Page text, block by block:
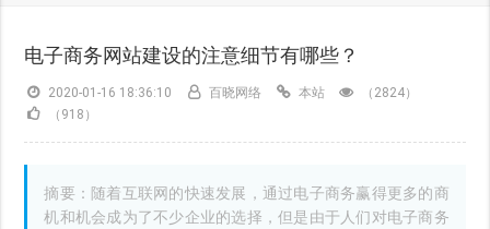
电子商务网站建设的注意细节有哪些？
2020-01-16 18:36:10 百晓网络 本站
（2824）
（918）
摘要：随着互联网的快速发展，通过电子商务赢得更多的商
机和机会成为了不少企业的选择，但是由于人们对电子商务